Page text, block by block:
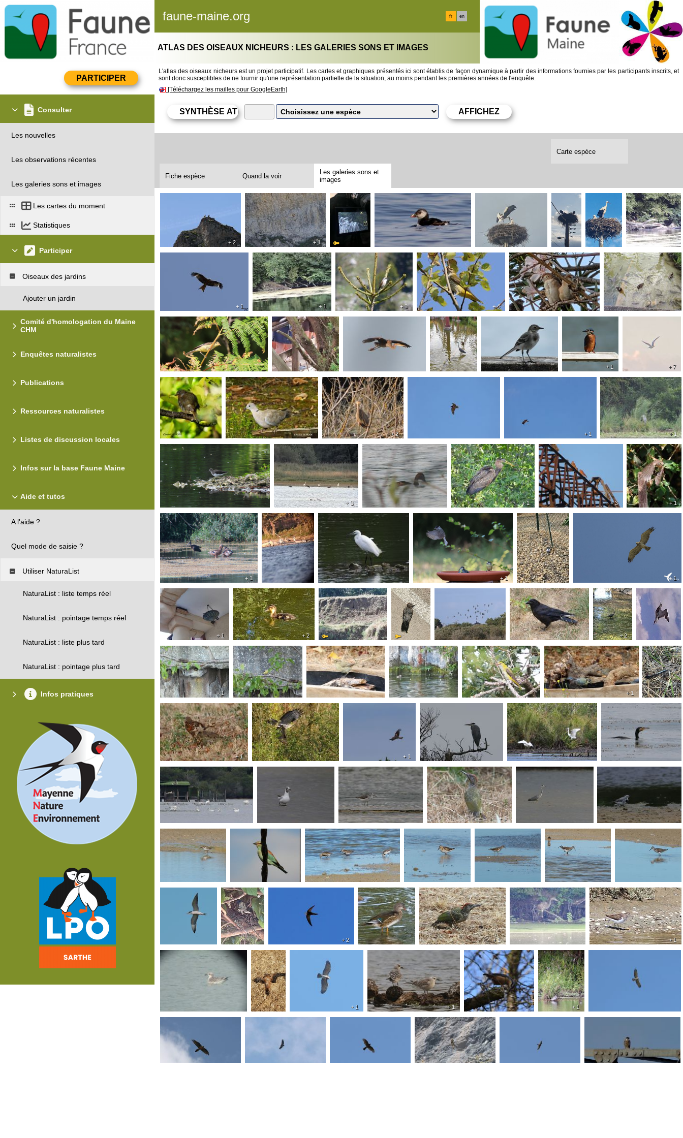
faune-maine.org fr en
Consulter
Les nouvelles
Les observations récentes
Les galeries sons et images
Les cartes du moment
Statistiques
Participer
Oiseaux des jardins
Ajouter un jardin
Comité d'homologation du Maine
CHM
Enquêtes naturalistes
Publications
Ressources naturalistes
Listes de discussion locales
Infos sur la base Faune Maine
Aide et tutos
A l'aide ?
Quel mode de saisie ?
Utiliser NaturaList
NaturaList : liste temps réel
NaturaList : pointage temps réel
NaturaList : liste plus tard
NaturaList : pointage plus tard
Infos pratiques
ATLAS DES OISEAUX NICHEURS : LES GALERIES SONS ET IMAGES
L'atlas des oiseaux nicheurs est un projet participatif. Les cartes et graphiques présentés ici sont établis de façon dynamique à partir des informations fournies par les participants inscrits, et
sont donc susceptibles de ne fournir qu'une représentation partielle de la situation, au moins pendant les premières années de l'enquête.
[Téléchargez les mailles pour GoogleEarth]
Carte espèce
Fiche espèce Quand la voir
Les galeries sons et
images
+ 2 + 1
+ 1 + 1 + 1 + 4
+ 1 + 7
+ 2 + 1 + 1
+ 3 + 1 + 3 + 1
+ 1 + 1 + 1
+ 1 + 2 + 2
+ 1 + 1 + 2
+ 1 + 1
+ 1
+ 2 + 1 + 1
+ 1 + 1 + 1